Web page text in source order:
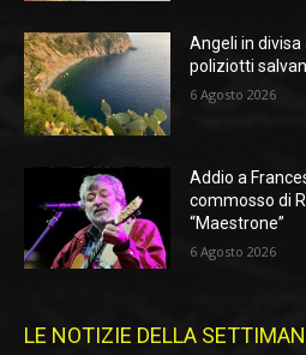
Angeli in
poliziotti
6 Agosto 2026
Addio a
commosso di
“Maestrone”
6 Agosto 2026
LE NOTIZIE DELLA